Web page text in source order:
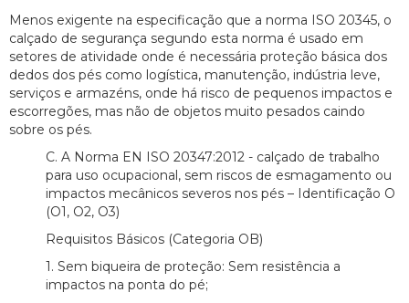
Menos exigente na especificação que a norma ISO 20345, o
calçado de segurança segundo esta norma é usado em
setores de atividade onde é necessária proteção básica dos
dedos dos pés como logística, manutenção, indústria leve,
serviços e armazéns, onde há risco de pequenos impactos e
escorregões, mas não de objetos muito pesados caindo
sobre os pés.
C. A Norma EN ISO 20347:2012 - calçado de trabalho
para uso ocupacional, sem riscos de esmagamento ou
impactos mecânicos severos nos pés – Identificação O
(O1, O2, O3)
Requisitos Básicos (Categoria OB)
1. Sem biqueira de proteção: Sem resistência a
impactos na ponta do pé;